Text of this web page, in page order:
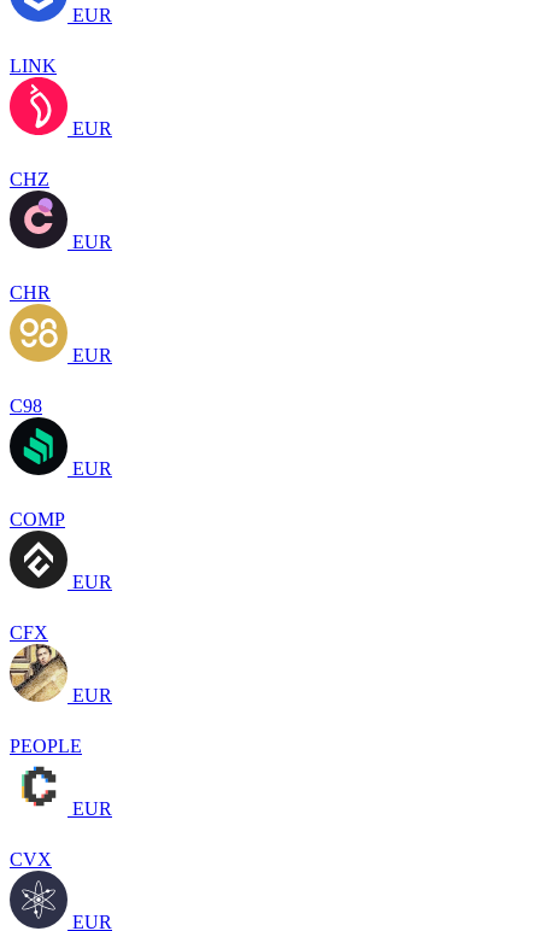
EUR
LINK
EUR
CHZ
EUR
CHR
EUR
C98
EUR
COMP
EUR
CFX
EUR
PEOPLE
EUR
CVX
EUR